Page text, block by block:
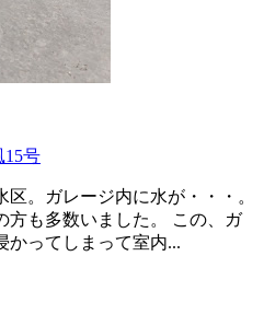
15号
。ガレージ内に水が・・・。
方も多数いました。 この、ガ
かってしまって室内...